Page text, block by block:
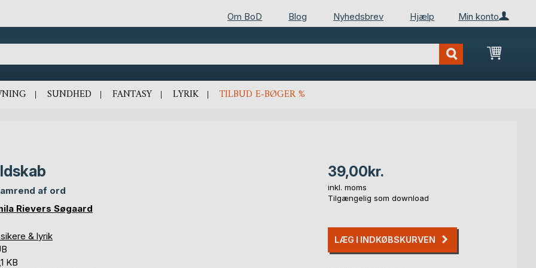
Min konto
Om BoD Blog Nyhedsbrev Hjælp
Min
SUNDHED FANTASY LYRIK TILBUD E-BØGER %
af ord
Rievers Søgaard
& lyrik
KB
39,00kr.
inkl. moms
Tilgængelig som download
LÆG I INDKØBSKURVEN